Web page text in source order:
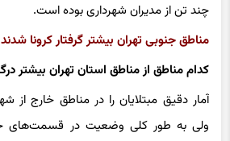
چند تن از مدیران شهرداری بوده است.
مناطق جنوبی تهران بیشتر گرفتار کرونا شدند
کدام مناطق از مناطق استان تهران بیشتر
آمار دقیق مبتلایان را در مناطق خارج از
ولی به طور کلی وضعیت در قسمت‌های